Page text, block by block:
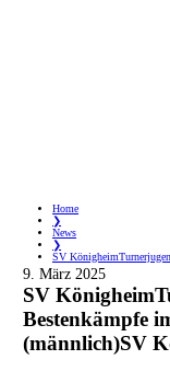
Home
❯
News
❯
SV
9. März 2025
SV
Bestenkämpfe
(männlich)SV